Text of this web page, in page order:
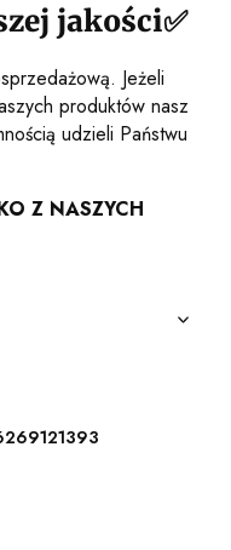
jakości✅
Jeżeli
produktów nasz
udzieli Państwu
Z NASZYCH